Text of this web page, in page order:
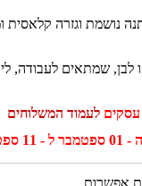
לבן, שמתאים לעבודה,
לעמוד המשלוחים